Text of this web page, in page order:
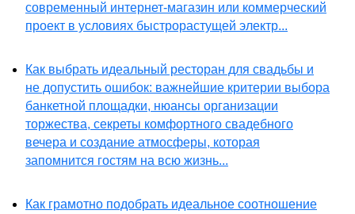
современный интернет-магазин или коммерческий
проект в условиях быстрорастущей электр...
Как выбрать идеальный ресторан для свадьбы и
не допустить ошибок: важнейшие критерии выбора
банкетной площадки, нюансы организации
торжества, секреты комфортного свадебного
вечера и создание атмосферы, которая
запомнится гостям на всю жизнь...
Как грамотно подобрать идеальное соотношение